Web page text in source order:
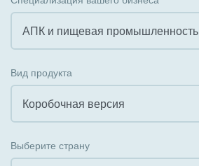
Внедрение КЭДО
Интеграция с 1С
Организация задач и проектов
Внедрение Бизнес-процессов
АПК и пищевая промышленность
Государственные организации
Коммунальные услуги, ЖКХ
Вид продукта
Коробочная версия
Выберите страну